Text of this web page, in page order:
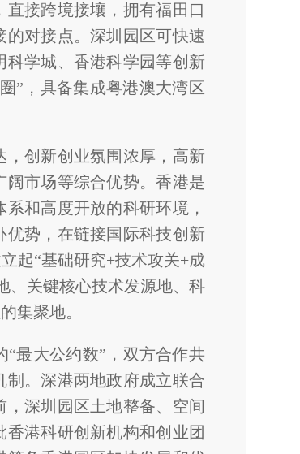
接跨境接壤，拥有福田口
对接点。深圳园区可快速
学城、香港科学园等创新
”，具备集成粤港澳大湾区
创新创业氛围浓厚，高新
市场等综合优势。香港是
和高度开放的科研环境，
势，在链接国际科技创新
起“基础研究+技术攻关+成
、关键核心技术发源地、科
集聚地。
“最大公约数”，双方合作共
。深港两地政府成立联合
深圳园区土地整备、空间
港科研创新机构和创业团